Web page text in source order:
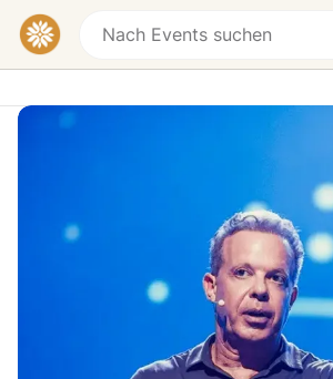
MorgenWochenende
Dr Joe Dispenza -
St. Jakobshalle Basel, Sankt
Basel, Switzerland
Ein Wochenende für deine neue
Grundlagenkurs ist eine einzigartige